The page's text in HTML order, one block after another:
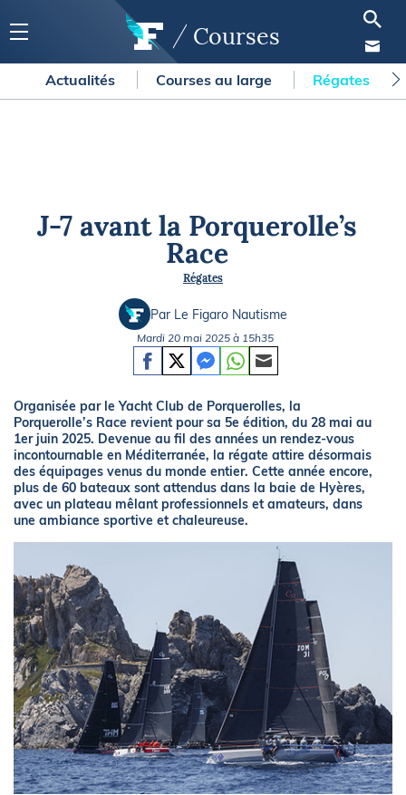
Courses
Actualités Courses au large Régates
J-7 avant la Porquerolle’s
Race
Régates
Par Le Figaro Nautisme
Mardi 20 mai 2025 à 15h35
Organisée par le Yacht Club de Porquerolles, la
Porquerolle’s Race revient pour sa 5e édition, du 28 mai au
1er juin 2025. Devenue au fil des années un rendez-vous
incontournable en Méditerranée, la régate attire désormais
des équipages venus du monde entier. Cette année encore,
plus de 60 bateaux sont attendus dans la baie de Hyères,
avec un plateau mêlant professionnels et amateurs, dans
une ambiance sportive et chaleureuse.